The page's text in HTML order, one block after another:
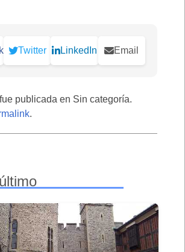
Twitter LinkedIn Email
publicada en Sin categoría.
.